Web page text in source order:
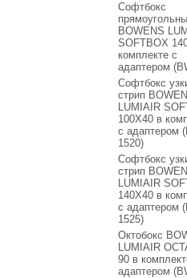
Софтбокс
BOWENS
SOFTBOX
комплекте с
адаптером
Софтбокс
стрип
LUMIAIR
100X40 в
с адаптером
1520)
Софтбокс
стрип
LUMIAIR
140X40 в
с адаптером
1525)
Октобокс
LUMIAIR
90 в
адаптером